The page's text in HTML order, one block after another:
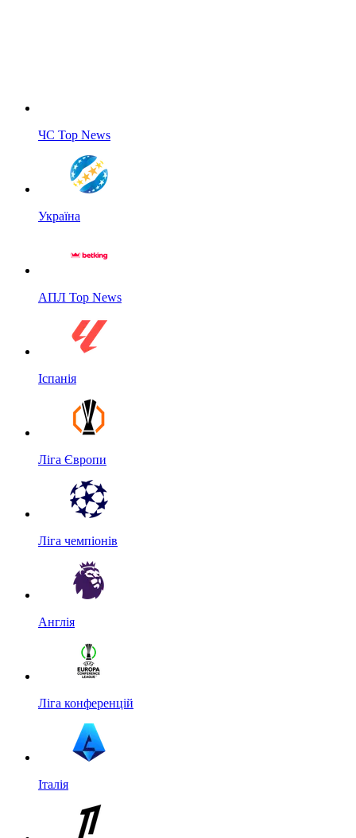
ЧС Top News
Україна
АПЛ Top News
Іспанія
Ліга Європи
Ліга чемпіонів
Англія
Ліга конференцій
Італія